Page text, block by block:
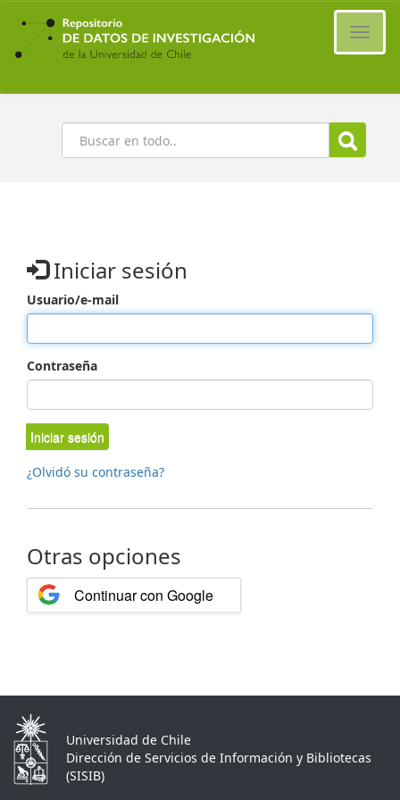
Ir
contenido
principal
Buscar
Iniciar sesión
Usuario/e-mail
Contraseña
Iniciar sesión
¿Olvidó su contraseña?
Otras opciones
Continuar con Google
Universidad de Chile
Dirección de Servicios de Información y Bibliotecas
(SISIB)